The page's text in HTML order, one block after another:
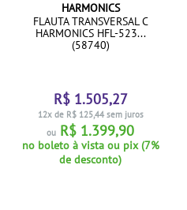
HARMONICS
FLAUTA TRANSVERSAL C
HARMONICS HFL-523...
(58740)
R$ 1.505,27
12x de R$ 125,44 sem juros
ou R$ 1.399,90
no boleto à vista ou pix (7%
de desconto)